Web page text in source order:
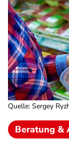
Quelle: Sergey
Beratung &